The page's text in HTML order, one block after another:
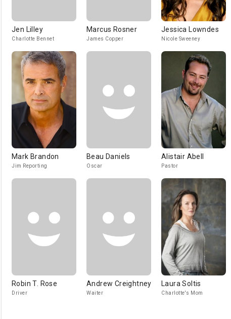
Jen Lilley
Charlotte Bennet
Marcus Rosner
James Copper
Jessica Lowndes
Nicole Sweeney
Mark Brandon
Jim Reporting
Beau Daniels
Oscar
Alistair Abell
Pastor
Robin T. Rose
Driver
Andrew Creightney
Waiter
Laura Soltis
Charlotte's Mom